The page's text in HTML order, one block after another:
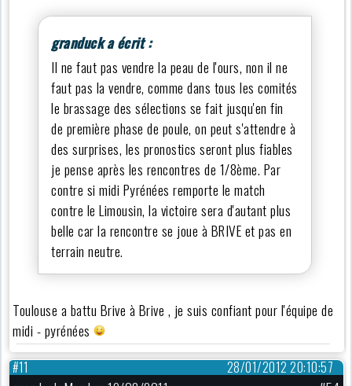
granduck a écrit :
Il ne faut pas vendre la peau de l'ours, non il ne
faut pas la vendre, comme dans tous les comités
le brassage des sélections se fait jusqu'en fin
de première phase de poule, on peut s'attendre à
des surprises, les pronostics seront plus fiables
je pense après les rencontres de 1/8ème. Par
contre si midi Pyrénées remporte le match
contre le Limousin, la victoire sera d'autant plus
belle car la rencontre se joue à BRIVE et pas en
terrain neutre.
Toulouse a battu Brive à Brive , je suis confiant pour l'équipe de
midi - pyrénées
28/01/2012 20:10:57
#11